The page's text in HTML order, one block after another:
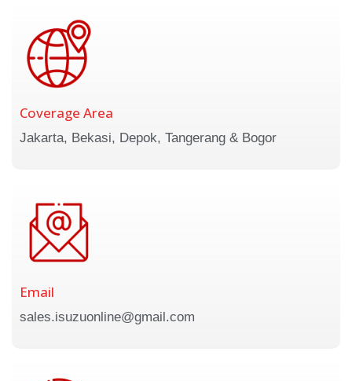
Coverage Area
Jakarta, Bekasi, Depok, Tangerang & Bogor
Email
sales.isuzuonline@gmail.com